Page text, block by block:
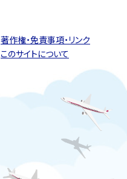
著作権・免責事項・リンク
このサイトについて